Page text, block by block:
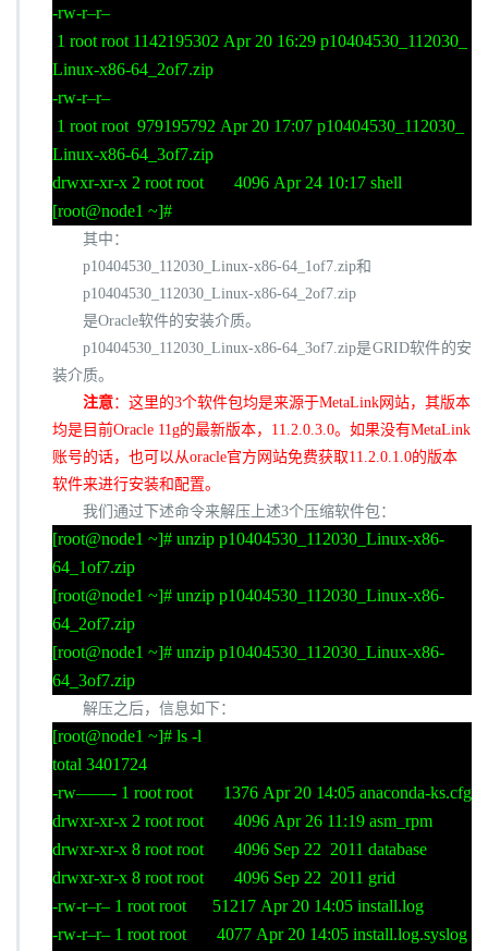
-rw-r–r–
1 root root 1142195302 Apr 20 16:29 p10404530_112030_
Linux-x86-64_2of7.zip
-rw-r–r–
1 root root 979195792 Apr 20 17:07 p10404530_112030_
Linux-x86-64_3of7.zip
drwxr-xr-x 2 root root 4096 Apr 24 10:17 shell
[root@node1 ~]#
其中：
p10404530_112030_Linux-x86-64_1of7.zip和
p10404530_112030_Linux-x86-64_2of7.zip
是Oracle软件的安装介质。
p10404530_112030_Linux-x86-64_3of7.zip是GRID软件的安
装介质。
注意：这里的3个软件包均是来源于MetaLink网站，其版本
均是目前Oracle 11g的最新版本， 11.2.0.3.0。如果没有MetaLink
账号的话，也可以从oracle官方网站免费获取11.2.0.1.0的版本
软件来进行安装和配置。
我们通过下述命令来解压上述3个压缩软件包：
[root@node1 ~]# unzip p10404530_112030_Linux-x86-
64_1of7.zip
[root@node1 ~]# unzip p10404530_112030_Linux-x86-
64_2of7.zip
[root@node1 ~]# unzip p10404530_112030_Linux-x86-
64_3of7.zip
解压之后，信息如下：
[root@node1 ~]# ls -l
total 3401724
-rw——- 1 root root 1376 Apr 20 14:05 anaconda-ks.cfg
drwxr-xr-x 2 root root 4096 Apr 26 11:19 asm_rpm
drwxr-xr-x 8 root root 4096 Sep 22 2011 database
drwxr-xr-x 8 root root 4096 Sep 22 2011 grid
-rw-r–r– 1 root root 51217 Apr 20 14:05 install.log
-rw-r–r– 1 root root 4077 Apr 20 14:05 install.log.syslog